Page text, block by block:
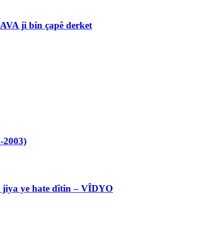
ji bin çapê derket
2003)
jiya ye hate dîtin – VÎDYO